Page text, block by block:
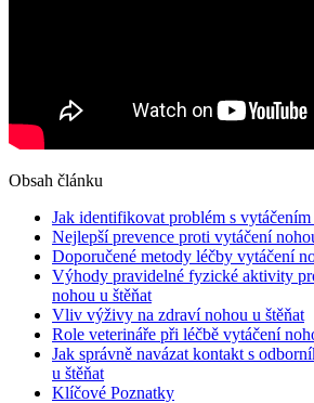
Obsah článku
Jak identifikovat problém s vytáčením
Nejlepší prevence proti vytáčení
Doporučené metody léčby vytáčení
Výhody pravidelné fyzické aktivity
nohou u štěňat
Vliv výživy na zdraví nohou u štěňat
Role veterináře při léčbě vytáčení
Jak správně navázat kontakt s
u štěňat
Klíčové Poznatky